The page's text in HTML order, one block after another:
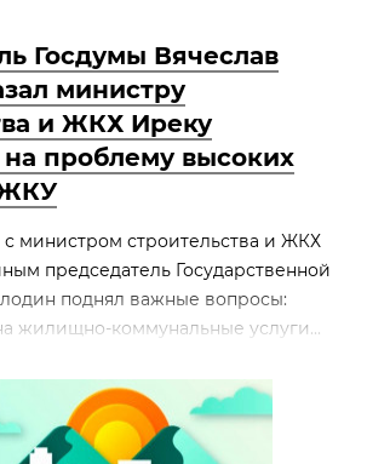
Госдумы Вячеслав
министру
и ЖКХ Иреку
проблему высоких
ЖКУ
министром строительства и ЖКХ
председатель Государственной
поднял важные вопросы:
жилищно-коммунальные услуги...